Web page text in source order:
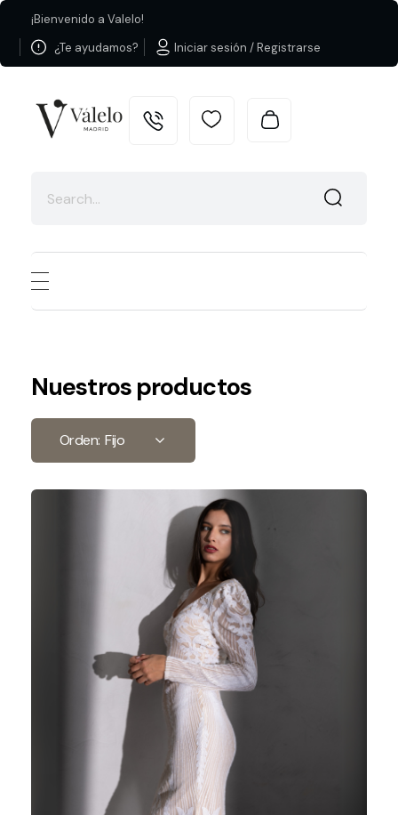
¡Bienvenido a Valelo!
¿Te ayudamos?
Iniciar sesión / Registrarse
Nuestros productos
Orden: Fijo